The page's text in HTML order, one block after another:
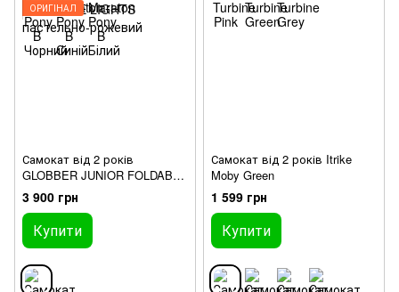
ОРИГІНАЛ
Самокат від 2 років
GLOBBER JUNIOR FOLDABLE
LIGHTS пастельно-рожевий
3 900 грн
Купити
Самокат від 2 років Itrike
Moby Green
1 599 грн
Купити